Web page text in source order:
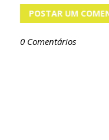
POSTAR UM
0 Comentários